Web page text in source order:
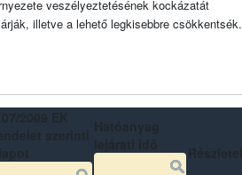
veszélyeztetésének kockázatát
illetve a lehető legkisebbre csökkentsék.